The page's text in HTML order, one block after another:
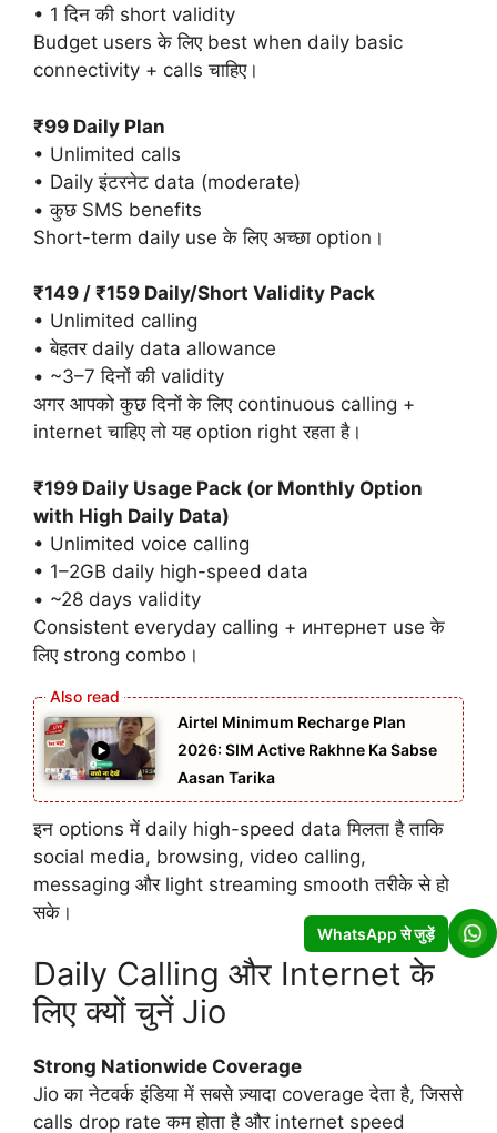
• 1 दिन की short validity
Budget users के लिए best when daily basic
connectivity + calls चाहिए।
₹99 Daily Plan
• Unlimited calls
• Daily इंटरनेट data (moderate)
• कुछ SMS benefits
Short-term daily use के लिए अच्छा option।
₹149 / ₹159 Daily/Short Validity Pack
• Unlimited calling
• बेहतर daily data allowance
• ~3–7 दिनों की validity
अगर आपको कुछ दिनों के लिए continuous calling +
internet चाहिए तो यह option right रहता है।
₹199 Daily Usage Pack (or Monthly Option
with High Daily Data)
• Unlimited voice calling
• 1–2GB daily high-speed data
• ~28 days validity
Consistent everyday calling + интернет use के
लिए strong combo।
Airtel Minimum Recharge Plan
2026: SIM Active Rakhne Ka Sabse
Aasan Tarika
इन options में daily high-speed data मिलता है ताकि
social media, browsing, video calling,
messaging और light streaming smooth तरीके से हो
सके।
Daily Calling और Internet के
लिए क्यों चुनें Jio
Strong Nationwide Coverage
Jio का नेटवर्क इंडिया में सबसे ज़्यादा coverage देता है, जिससे
calls drop rate कम होता है और internet speed
WhatsApp से जुड़ें